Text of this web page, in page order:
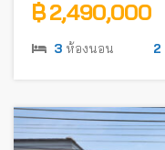
฿ 2,490,000
3 ห้องนอน 2